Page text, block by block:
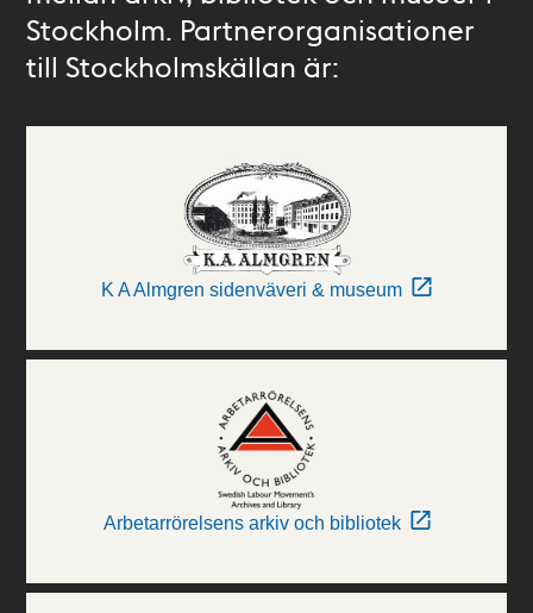
Stockholm. Partnerorganisationer
till Stockholmskällan är:
K A Almgren sidenväveri & museum
Arbetarrörelsens arkiv och bibliotek